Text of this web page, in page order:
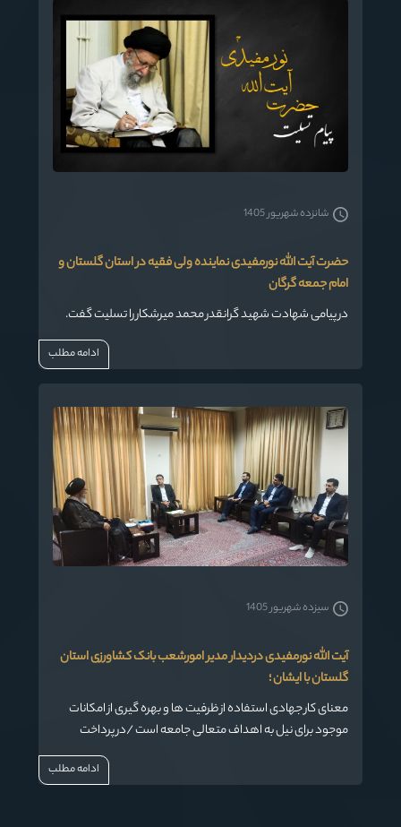
حضرت آیت الله نورمفیدی نماینده ولی فقیه در استان گلستان و
امام جمعه گرگان
در پیامی شهادت شهید گرانقدر محمد میرشکار را تسلیت گفت.
شانزده شهریور 1405
ادامه مطلب
آیت الله نورمفیدی دردیدار مدیر امورشعب بانک کشاورزی استان
گلستان با ایشان ؛
معنای کار جهادی استفاده از ظرفیت ها و بهره گیری از امکانات
موجود برای نیل به اهداف متعالی جامعه است /در پرداخت
تسهیلات کشاورزی انگیزه های گوناگون را دخالت ندهید
سیزده شهریور 1405
ادامه مطلب